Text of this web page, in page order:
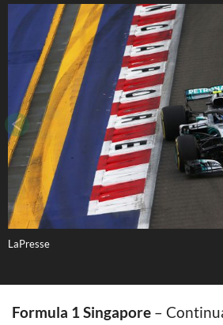
LaPresse
Formula 1 Singapore –